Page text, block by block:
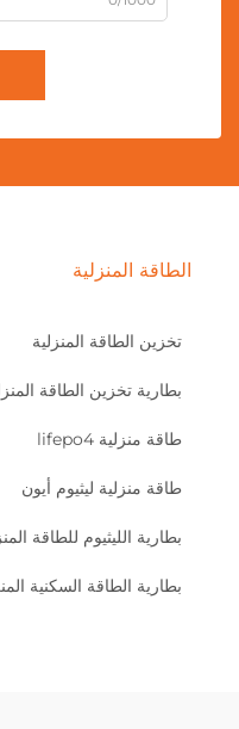
الطاقة المنزلية
تخزين الطاقة المنزلية
بطارية تخزين الطاقة
طاقة منزلية lifepo4
طاقة منزلية ليثيوم أيون
بطارية الليثيوم للطاقة
بطارية الطاقة السكنية